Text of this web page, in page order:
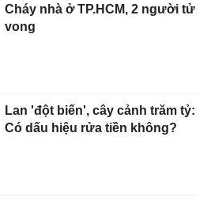
Cháy nhà ở TP.HCM, 2 người tử
vong
Lan 'đột biến', cây cảnh trăm tỷ:
Có dấu hiệu rửa tiền không?